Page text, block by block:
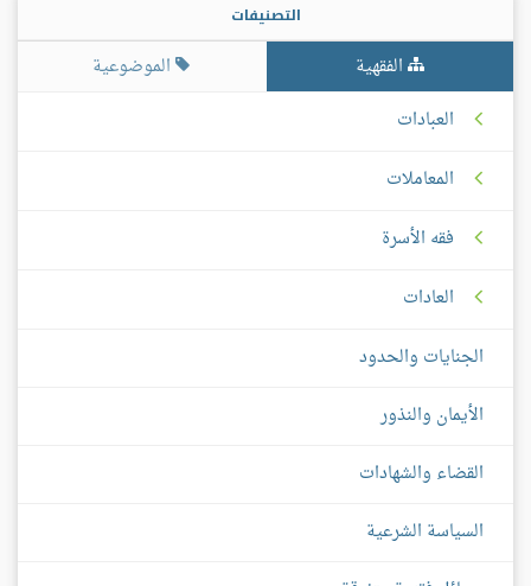
التصنيفات
الفقهية
الموضوعية
العبادات
المعاملات
فقه الأسرة
العادات
الجنايات والحدود
الأيمان والنذور
القضاء والشهادات
السياسة الشرعية